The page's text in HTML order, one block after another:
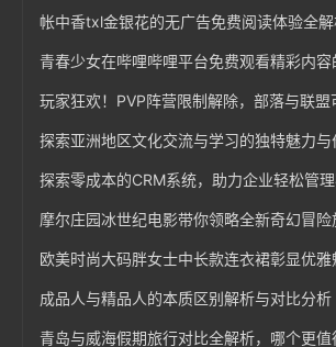
帐中香txl金银花的无广告免费阅读体验全
青春少女在哔哩哔哩平台免费观看精彩内容
玩家狂欢！PVP阵营限制解除，部落与联盟
探索亚洲地区文化交流与学习的独特魅力与
探索零成本的CRM系统，助力企业轻松管
摩尔庄园冰世纪电影带你领略全新奇幻冒险
欧美时尚大码胖女士中长款连衣裙彰显优雅
成品人与精品人的本质区别解析与对比分析
青岛与威海假期旅行对比全解析，哪个更值